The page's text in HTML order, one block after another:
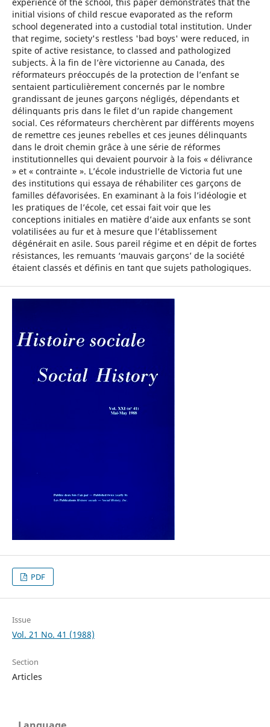
initial visions of child rescue evaporated as the reform
school degenerated into a custodial total institution. Under
that regime, society's restless 'bad boys' were reduced, in
spite of active resistance, to classed and pathologized
subjects. À la fin de l’ère victorienne au Canada, des
réformateurs préoccupés de la protection de l’enfant se
sentaient particulièrement concernés par le nombre
grandissant de jeunes garçons négligés, dépendants et
délinquants pris dans le filet d’un rapide changement
social. Ces réformateurs cherchèrent par différents moyens
de remettre ces jeunes rebelles et ces jeunes délinquants
dans le droit chemin grâce à une série de réformes
institutionnelles qui devaient pourvoir à la fois « délivrance
» et « contrainte ». L’école industrielle de Victoria fut une
des institutions qui essaya de réhabiliter ces garçons de
familles défavorisées. En examinant à la fois l’idéologie et
les pratiques de l’école, cet essai fait voir que les
conceptions initiales en matière d’aide aux enfants se sont
volatilisées au fur et à mesure que l’établissement
dégénérait en asile. Sous pareil régime et en dépit de fortes
résistances, les remuants ‘mauvais garçons’ de la société
étaient classés et définis en tant que sujets pathologiques.
PDF
Issue
Vol. 21 No. 41 (1988)
Section
Articles